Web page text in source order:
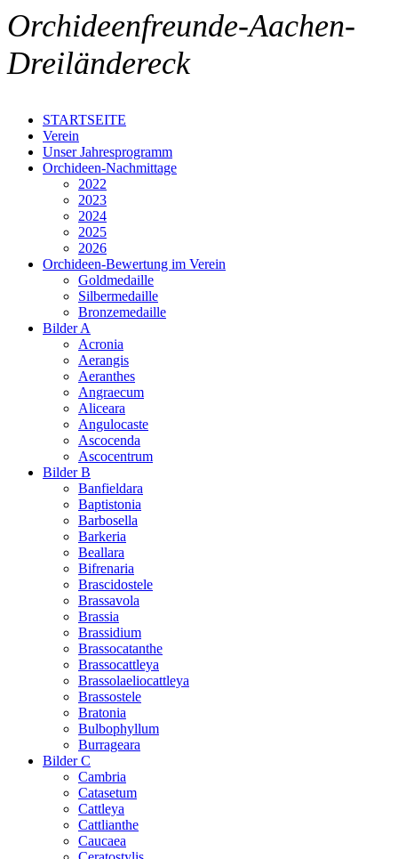
Orchideenfreunde-Aachen-
Dreiländereck
STARTSEITE
Verein
Unser Jahresprogramm
Orchideen-Nachmittage
2022
2023
2024
2025
2026
Orchideen-Bewertung im Verein
Goldmedaille
Silbermedaille
Bronzemedaille
Bilder A
Acronia
Aerangis
Aeranthes
Angraecum
Aliceara
Angulocaste
Ascocenda
Ascocentrum
Bilder B
Banfieldara
Baptistonia
Barbosella
Barkeria
Beallara
Bifrenaria
Brascidostele
Brassavola
Brassia
Brassidium
Brassocatanthe
Brassocattleya
Brassolaeliocattleya
Brassostele
Bratonia
Bulbophyllum
Burrageara
Bilder C
Cambria
Catasetum
Cattleya
Cattlianthe
Caucaea